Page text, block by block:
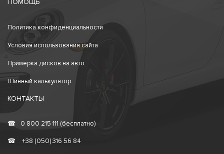
ПОМОЩЬ
Политика конфиденциальности
Условия использования сайта
Примерка дисков на авто
Шинный калькулятор
КОНТАКТЫ
☎ 0 800 215 111 (бесплатно)
☎ +38 (050) 316 56 84